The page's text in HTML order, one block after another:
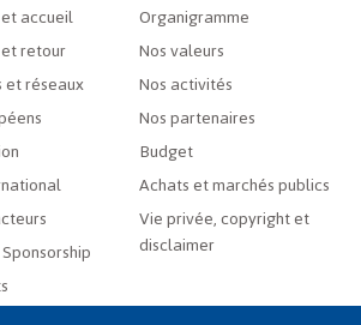
accueil
retour
réseaux
Organigramme
Nos valeurs
Nos activités
Nos partenaires
Budget
Achats et marchés publics
Vie privée, copyright et
disclaimer